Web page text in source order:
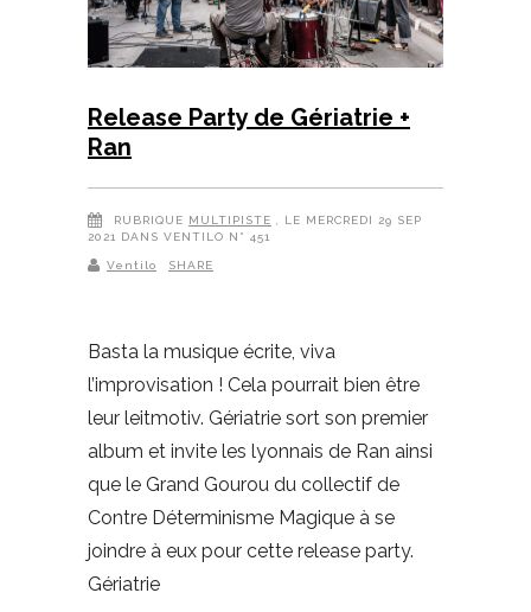
Release Party de Gériatrie +
Ran
RUBRIQUE MULTIPISTE
, LE MERCREDI 29 SEP
2021 DANS VENTILO N° 451
Ventilo SHARE
Basta la musique écrite, viva
l’improvisation ! Cela pourrait bien être
leur leitmotiv. Gériatrie sort son premier
album et invite les lyonnais de Ran ainsi
que le Grand Gourou du collectif de
Contre Déterminisme Magique à se
joindre à eux pour cette release party.
Gériatrie